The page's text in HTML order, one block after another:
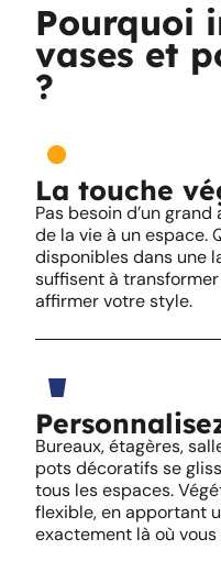
Pourquoi
vases et
?
La touche
Pas besoin d’un
de la vie à un espace.
disponibles dans une
suffisent à transformer
affirmer votre style.
Bureaux, étagères,
pots décoratifs se
tous les espaces.
flexible, en apportant
exactement là où vous